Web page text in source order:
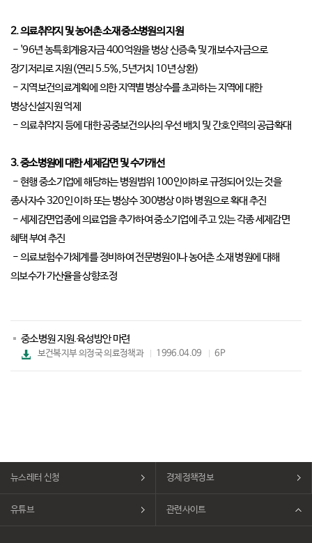
2. 의료취약지 및 농어촌 소재 중소병원의 지원
- '96년 농특회계융자금 400억원을 병상 신증축 및 개보수자금으로
장기저리로 지원(연리 5.5%, 5년거치 10년 상환)
- 지역보건의료계획에 의한 지역별 병상수를 초과하는 지역에 대한
병상신설지원 억제
- 의료취약지 등에 대한 공중보건의사의 우선 배치 및 간호인력의 공급확대
3. 중소병원에 대한 세제감면 및 수가개선
- 현행 중소기업에 해당하는 병원범위 100인이하로 규정되어 있는 것을
종사자수 320인 이하 또는 병상수 300병상 이하 병원으로 확대 추진
- 세제감면업종에 의료업을 추가하여 중소기업에 주고 있는 각종 세제감면
혜택 부여 추진
- 의료보험수가체계를 정비하여 전문병원이나 농어촌 소재 병원에 대해
의보수가 가산율을 상향조정
중소병원 지원.육성방안 마련
파보건복지부 의정국 의료정책과 1996.04.09 6P
뉴스레터 신청 경제정책정보
유튜브 관련사이트